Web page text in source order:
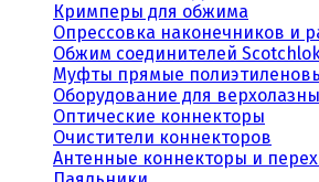
Кримперы для обжима
Опрессовка наконечников и
Обжим соединителей
Муфты прямые
Оборудование для
Оптические коннекторы
Очистители коннекторов
Антенные коннекторы и